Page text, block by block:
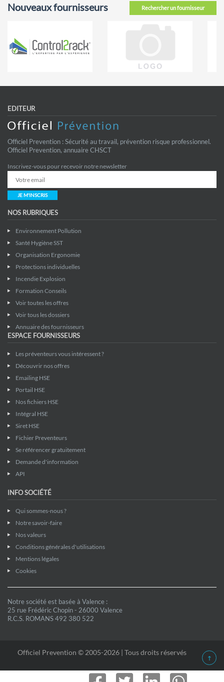
Rechercher un fournisseur
Nouveaux fournisseurs
EDITEUR
Officiel Prevention : Sécurité au travail, prévention risque professionnel.
Officiel Prevention, annuaire CHSCT
Inscrivez-vous pour recevoir notre newsletter
JE M'INSCRIS
NOS RUBRIQUES
Environnement Pollution
Santé Hygiène SST
Organisation Ergonomie
Protections individuelles
Incendie Explosion
Formation Conseils
Voir toutes les offres
Voir tous les dossiers
Annuaire des fournisseurs
ESPACE FOURNISSEURS
Les préventeurs vous intéressent ?
Découvrir nos offres
Emailing HSE
Portail HSE
Nos fichiers HSE
Intégral HSE
Siret HSE
Fichier Preventeurs
Se référencer gratuitement
Demande d'information
API
INFO SOCIÉTÉ
Qui sommes-nous ?
Notre savoir-faire
Nos valeurs
Conditions générales d'utilisations
Mentions légales
Cookies
Notre société est basée à Valence :
25 rue Frédéric Chopin - 26000 Valence
R.C.S. ROMANS 492 380 522
Officiel Prevention © 2005-2026 | Tous droits réservés